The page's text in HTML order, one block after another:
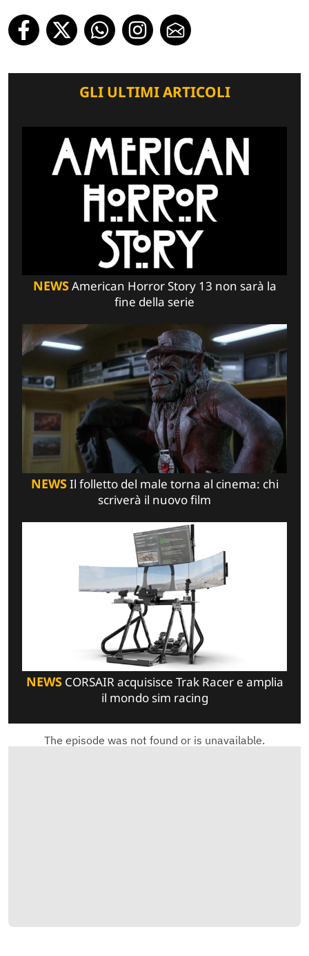
GLI ULTIMI ARTICOLI
NEWSAmerican Horror Story 13 non sarà la
fine della serie
NEWSIl folletto del male torna al cinema: chi
scriverà il nuovo film
NEWSCORSAIR acquisisce Trak Racer e amplia
il mondo sim racing